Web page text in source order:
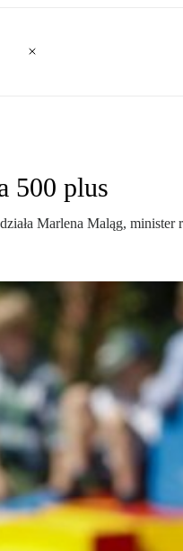
500 plus
Marlena Maląg, minister